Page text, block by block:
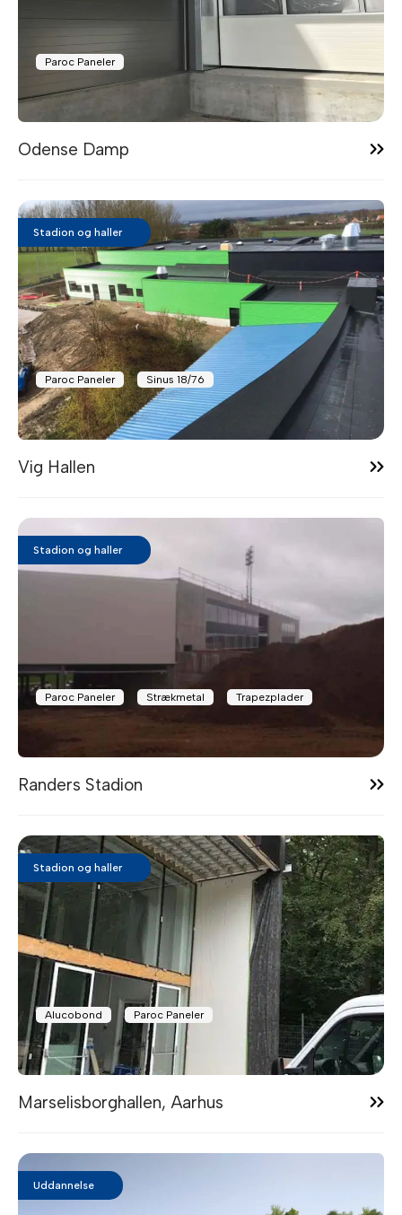
Paroc Paneler
10:13
Odense Damp
Stadion og haller
Paroc Paneler Sinus 18/76
14:42
Vig Hallen
Stadion og haller
Paroc Paneler Strækmetal Trapezplader
Randers Stadion
Stadion og haller
Alucobond Paroc Paneler
14:35
Marselisborghallen, Aarhus
Uddannelse